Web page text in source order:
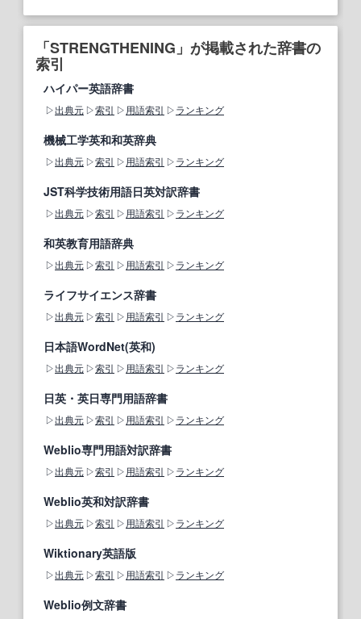
「STRENGTHENING」が掲載された辞書の
索引
ハイパー英語辞書
出典元 索引 用語索引 ランキング
機械工学英和和英辞典
出典元 索引 用語索引 ランキング
JST科学技術用語日英対訳辞書
出典元 索引 用語索引 ランキング
和英教育用語辞典
出典元 索引 用語索引 ランキング
ライフサイエンス辞書
出典元 索引 用語索引 ランキング
日本語WordNet(英和)
出典元 索引 用語索引 ランキング
日英・英日専門用語辞書
出典元 索引 用語索引 ランキング
Weblio専門用語対訳辞書
出典元 索引 用語索引 ランキング
Weblio英和対訳辞書
出典元 索引 用語索引 ランキング
Wiktionary英語版
出典元 索引 用語索引 ランキング
Weblio例文辞書